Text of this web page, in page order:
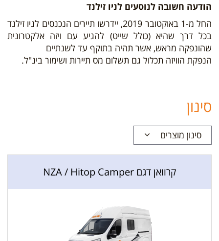
הודעה חשובה לנוסעים לניו זילנד
החל מ-1 באוקטובר 2019, יידרשו תיירים הנכנסים לניו זילנד
בכל דרך שהיא (כולל שייט) להגיע עם ויזה אלקטרונית
שהונפקה מראש, אשר תהיה בתוקף עד לשנתיים
הנפקת הוויזה תכלול גם תשלום מס תיירות ושימור בינ"ל.
סינון
סינון מוצרים
קרוואן דגם NZA / Hitop Camper